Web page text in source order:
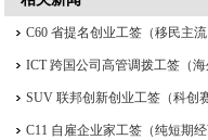
C60 省提名创业工签（移民主
签、ICT 跨国高管工签比较
ICT 跨国公司高管调拨工签（
SUV 联邦创新创业工签（科创
C11 自雇企业家工签（纯短期